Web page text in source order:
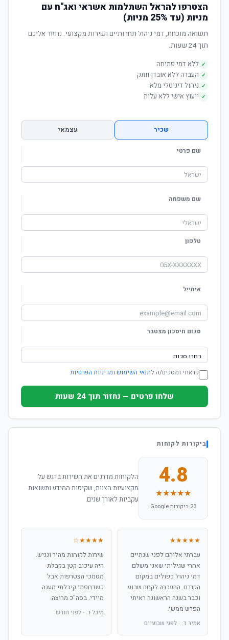
הצטרפו להראל השתלמות אשראי ואג"ח עם
מניות (עד 25% מניות)
תשואה מוכחת, דמי ניהול תחרותיים ושירות מקצועי. נחזור אליכם
תוך 24 שעות.
✓ ללא דמי פתיחה
✓ העברה ללא אובדן וותק
✓ ניהול דיגיטלי מלא
✓ ייעוץ אישי ללא עלות
שכיר עצמאי
שם פרטי
שם משפחה
טלפון
אימייל
סכום חיסכון מצטבר
קראתי ומסכים/ה לתנאי השימוש ומדיניות הפרטיות
שלחו פרטים — נחזור תוך 24 שעות
ביקורות לקוחות
4.8
★★★★★
23 ביקורות Google
הלקוחות מדרגים את השירות בדגש על
מקצועיות הצוות, שקיפות המידע ותשואות
עקביות לאורך שנים.
★★★★★
עברתי אליהם לפני שנתיים
אחרי שגיליתי שאני משלם
דמי ניהול כפולים במקום
הקודם. ההעברה לקחה שבוע
וכבר בשנה הראשונה ראיתי
הפרש ממשי.
אמיר ד. · לפני שבועיים
★★★★☆
שירות לקוחות מהיר ונגיש.
היה עיכוב קטן בקבלת
מסמכי הצטרפות אבל
כשדחפתי קיבלתי מענה
מיידי. בסה"כ מרוצה.
מיכל ר. · לפני חודש